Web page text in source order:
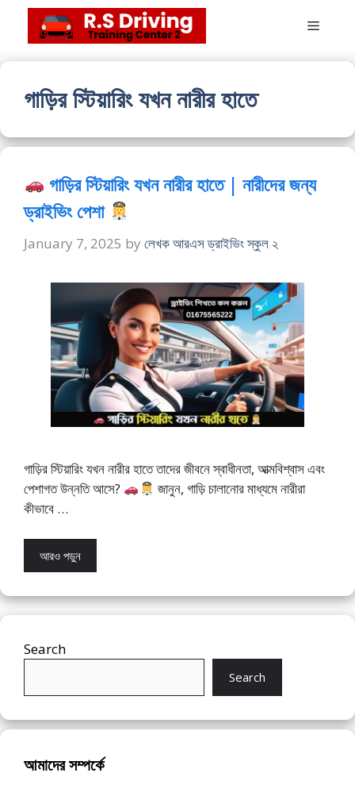
content
Menu
গাড়ির স্টিয়ারিং যখন নারীর হাতে
গাড়ির স্টিয়ারিং যখন নারীর হাতে | নারীদের জন্য
ড্রাইভিং পেশা
January 7, 2025 by লেখক আরএস ড্রাইভিং স্কুল ২
গাড়ির স্টিয়ারিং যখন নারীর হাতে তাদের জীবনে স্বাধীনতা, আত্মবিশ্বাস এবং
পেশাগত উন্নতি আসে?
জানুন, গাড়ি চালানোর মাধ্যমে নারীরা
কীভাবে …
আরও পড়ুন
Search
Search
আমাদের সম্পর্কে